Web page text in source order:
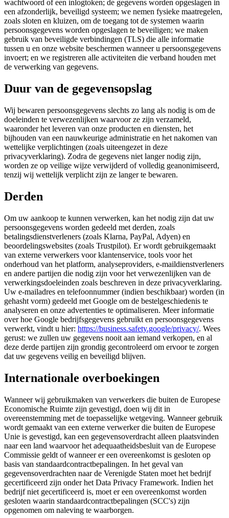
wachtwoord of een inlogtoken; de gegevens worden opgeslagen in
een afzonderlijk, beveiligd systeem; we nemen fysieke maatregelen,
zoals sloten en kluizen, om de toegang tot de systemen waarin
persoonsgegevens worden opgeslagen te beveiligen; we maken
gebruik van beveiligde verbindingen (TLS) die alle informatie
tussen u en onze website beschermen wanneer u persoonsgegevens
invoert; en we registreren alle activiteiten die verband houden met
de verwerking van gegevens.
Duur van de gegevensopslag
Wij bewaren persoonsgegevens slechts zo lang als nodig is om de
doeleinden te verwezenlijken waarvoor ze zijn verzameld,
waaronder het leveren van onze producten en diensten, het
bijhouden van een nauwkeurige administratie en het nakomen van
wettelijke verplichtingen (zoals uiteengezet in deze
privacyverklaring). Zodra de gegevens niet langer nodig zijn,
worden ze op veilige wijze verwijderd of volledig geanonimiseerd,
tenzij wij wettelijk verplicht zijn ze langer te bewaren.
Derden
Om uw aankoop te kunnen verwerken, kan het nodig zijn dat uw
persoonsgegevens worden gedeeld met derden, zoals
betalingsdienstverleners (zoals Klarna, PayPal, Adyen) en
beoordelingswebsites (zoals Trustpilot). Er wordt gebruikgemaakt
van externe verwerkers voor klantenservice, tools voor het
onderhoud van het platform, analyseproviders, e-maildienstverleners
en andere partijen die nodig zijn voor het verwezenlijken van de
verwerkingsdoeleinden zoals beschreven in deze privacyverklaring.
Uw e-mailadres en telefoonnummer (indien beschikbaar) worden (in
gehasht vorm) gedeeld met Google om de bestelgeschiedenis te
analyseren en onze advertenties te optimaliseren. Meer informatie
over hoe Google bedrijfsgegevens gebruikt en persoonsgegevens
verwerkt, vindt u hier: https://business.safety.google/privacy/. Wees
gerust: we zullen uw gegevens nooit aan iemand verkopen, en al
deze derde partijen zijn grondig gecontroleerd om ervoor te zorgen
dat uw gegevens veilig en beveiligd blijven.
Internationale overboekingen
Wanneer wij gebruikmaken van verwerkers die buiten de Europese
Economische Ruimte zijn gevestigd, doen wij dit in
overeenstemming met de toepasselijke wetgeving. Wanneer gebruik
wordt gemaakt van een externe verwerker die buiten de Europese
Unie is gevestigd, kan een gegevensoverdracht alleen plaatsvinden
naar een land waarvoor het adequaatheidsbesluit van de Europese
Commissie geldt of wanneer er een overeenkomst is gesloten op
basis van standaardcontractbepalingen. In het geval van
gegevensoverdrachten naar de Verenigde Staten moet het bedrijf
gecertificeerd zijn onder het Data Privacy Framework. Indien het
bedrijf niet gecertificeerd is, moet er een overeenkomst worden
gesloten waarin standaardcontractbepalingen (SCC's) zijn
opgenomen om naleving te waarborgen.